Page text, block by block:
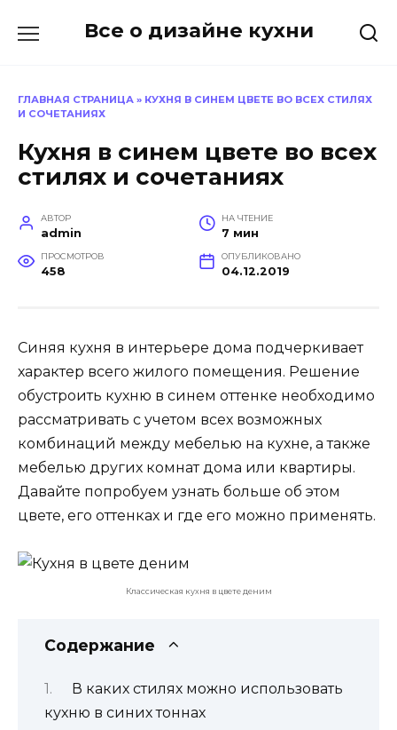
Все о дизайне кухни
ГЛАВНАЯ СТРАНИЦА » КУХНЯ В СИНЕМ ЦВЕТЕ ВО ВСЕХ СТИЛЯХ
И СОЧЕТАНИЯХ
Кухня в синем цвете во всех
стилях и сочетаниях
АВТОР
admin
НА ЧТЕНИЕ
7 мин
ПРОСМОТРОВ
458
ОПУБЛИКОВАНО
04.12.2019
Синяя кухня в интерьере дома подчеркивает
характер всего жилого помещения. Решение
обустроить кухню в синем оттенке необходимо
рассматривать с учетом всех возможных
комбинаций между мебелью на кухне, а также
мебелью других комнат дома или квартиры.
Давайте попробуем узнать больше об этом
цвете, его оттенках и где его можно применять.
Классическая кухня в цвете деним
Содержание
В каких стилях можно использовать
кухню в синих тоннах